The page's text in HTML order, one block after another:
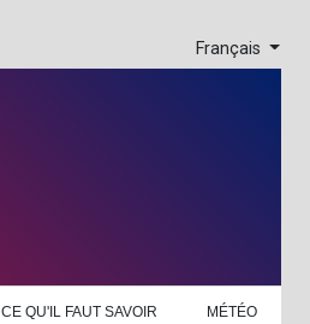
Français
CE QU'IL FAUT SAVOIR MÉTÉO